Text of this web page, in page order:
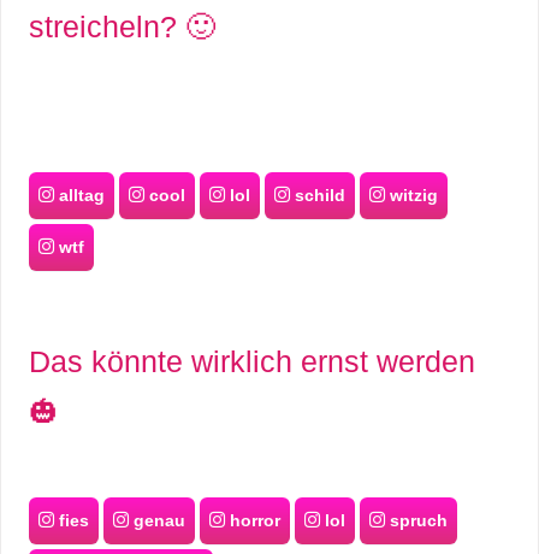
streicheln? 🙂
alltag cool lol schild witzig
wtf
Das könnte wirklich ernst werden
🎃
fies genau horror lol spruch